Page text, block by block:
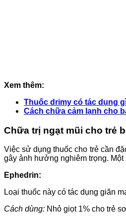
Xem thêm:
Thuốc drimy có tác dụng
Cách chữa cảm lạnh cho
Chữa trị ngạt mũi cho trẻ
Việc sử dụng thuốc cho trẻ cần
gây ảnh hưởng nghiêm trọng. Một
Ephedrin:
Loại thuốc này có tác dụng giãn
Cách dùng: Nhỏ giọt 1% cho trẻ